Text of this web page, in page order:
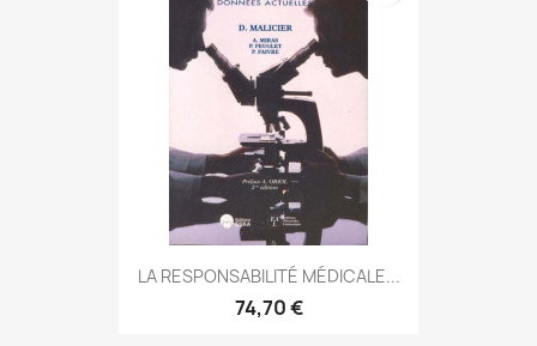
LA RESPONSABILITÉ MÉDICALE...
74,70 €